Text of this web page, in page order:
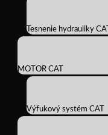
Tesnenie hydrauliky CAT
MOTOR CAT
Výfukový systém CAT